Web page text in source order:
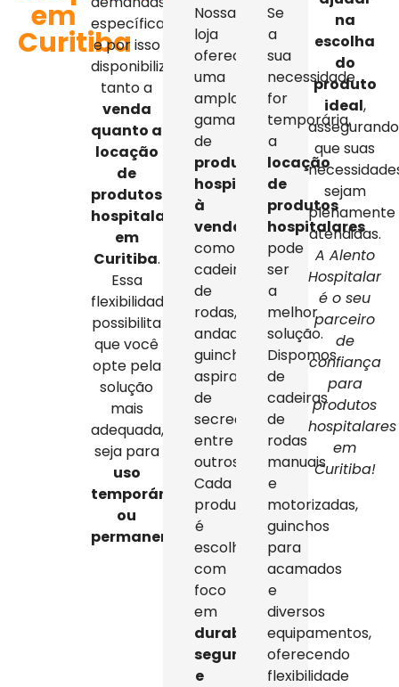
em
Curitiba
específicas,
e por isso
disponibilizamos
tanto a
venda
quanto a
locação
de
produtos
hospitalares
em
Curitiba.
Essa
flexibilidade
possibilita
que você
opte pela
solução
mais
adequada,
seja para
uso
temporário
ou
permanente
Nossa
loja
oferece
uma
ampla
gama
de
produtos
hospitalares
à
venda
como
cadeiras
de
rodas,
andadores,
guinchos,
aspiradores
de
secreção,
entre
outros.
Cada
produto
é
escolhido
com
foco
em
durabilidade,
segurança
e
Se
a
sua
necessidade
for
temporária,
a
locação
de
produtos
hospitalares
pode
ser
a
melhor
solução.
Dispomos
de
cadeiras
de
rodas
manuais
e
motorizadas,
guinchos
para
acamados
e
diversos
equipamentos,
oferecendo
flexibilidade
na
escolha
do
produto
ideal,
assegurando
que suas
sejam
plenamente
atendidas.
A Alento
Hospitalar
é o seu
parceiro
de
confiança
para
produtos
hospitalares
em
Curitiba!